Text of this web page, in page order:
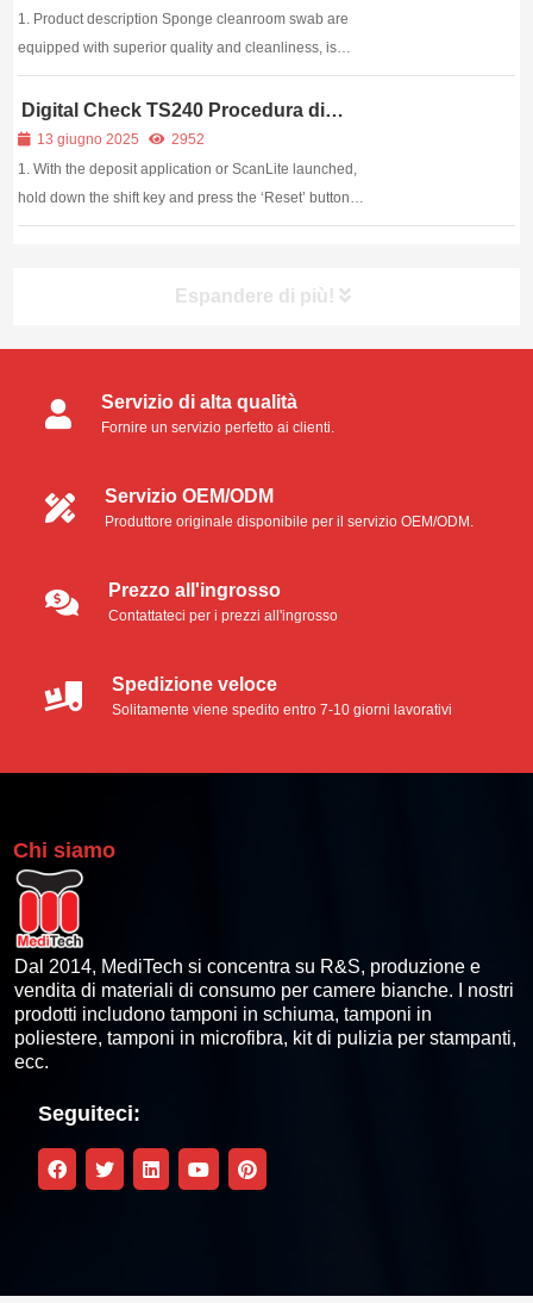
back & ...
1. Product description Sponge cleanroom swab are
equipped with superior quality and cleanliness, is
commonly used to wipe for workshop, and used&n...
Digital Check TS240 Procedura di
pulizia
13 giugno 2025
2952
1. With the deposit application or ScanLite launched,
hold down the shift key and press the ‘Reset’ button
(or unplug and plug back in the power supply). This
Espandere di più!
Servizio di alta qualità
Fornire un servizio perfetto ai clienti.
Servizio OEM/ODM
Produttore originale disponibile per il servizio OEM/ODM.
Prezzo all'ingrosso
Contattateci per i prezzi all'ingrosso
Spedizione veloce
Solitamente viene spedito entro 7-10 giorni lavorativi
Chi siamo
Dal 2014, MediTech si concentra su R&S, produzione e
vendita di materiali di consumo per camere bianche. I nostri
prodotti includono tamponi in schiuma, tamponi in
poliestere, tamponi in microfibra, kit di pulizia per stampanti,
ecc.
Seguiteci: